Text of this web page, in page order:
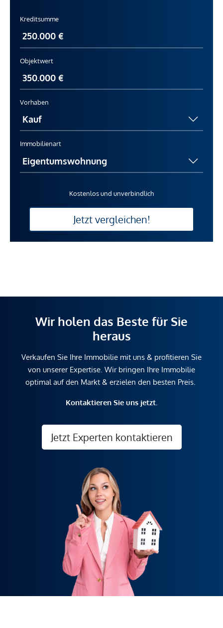
Kreditsumme
Objektwert
Vorhaben
Immobilienart
Kostenlos und unverbindlich
Jetzt vergleichen!
Wir holen das Beste für Sie
heraus
Verkaufen Sie Ihre Immobilie mit uns & profitieren Sie
von unserer Expertise. Wir bringen Ihre Immobilie
optimal auf den Markt & erzielen den besten Preis.
Kontaktieren Sie uns jetzt.
Jetzt Experten kontaktieren